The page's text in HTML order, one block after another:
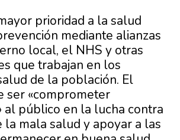
prioridad a la salud
mediante alianzas
local, el NHS y otras
que trabajan en los
de la población. El
ser «comprometer
al público en la lucha contra
la mala salud y apoyar a las